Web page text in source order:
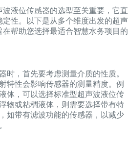
液位传感器的选型至关重要，它直
性。以下是从多个维度出发的超声
帮助您选择最适合智慧水务项目的
时，首先要考虑测量介质的性质。
特性会影响传感器的测量精度。例
体，可以选择标准型超声波液位传
物或粘稠液体，则需要选择带有特
如带有滤波功能的传感器，以减少